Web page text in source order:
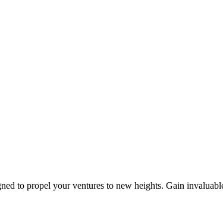
to propel your ventures to new heights. Gain